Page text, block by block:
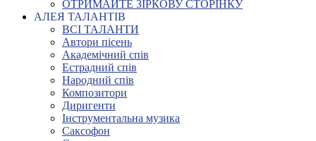
ОТРИМАЙТЕ ЗІРКОВУ СТОРІНКУ
АЛЕЯ ТАЛАНТІВ
ВСІ ТАЛАНТИ
Автори пісень
Академічний спів
Естрадний спів
Народний спів
Композитори
Диригенти
Інструментальна музика
Саксофон